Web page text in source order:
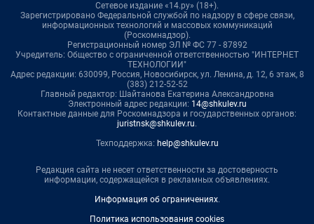
Сетевое издание «14.ру» (18+).
Зарегистрировано Федеральной службой по надзору в сфере связи,
информационных технологий и массовых коммуникаций
(Роскомнадзор).
Регистрационный номер ЭЛ № ФС 77 - 87892
Учредитель: Общество с ограниченной ответственностью "ИНТЕРНЕТ
ТЕХНОЛОГИИ"
Адрес редакции: 630099, Россия, Новосибирск, ул. Ленина, д. 12, 6 этаж, 8
(383) 212-52-52
Главный редактор: Шайтанова Екатерина Александровна
Электронный адрес редакции: 14@shkulev.ru
Контактные данные для Роскомнадзора и государственных органов:
juristnsk@shkulev.ru.
Техподдержка: help@shkulev.ru
Редакция сайта не несет ответственности за достоверность
информации, содержащейся в рекламных объявлениях.
Информация об ограничениях.
Политика использования cookies